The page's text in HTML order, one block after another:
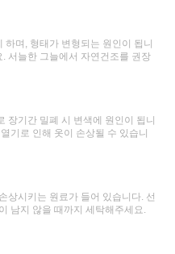
하며, 형태가 변형되는 원인이 됩니
서늘한 그늘에서 자연건조를 권장
장기간 밀폐 시 변색에 원인이 됩니
기로 인해 옷이 손상될 수 있습니
상시키는 원료가 들어 있습니다. 선
남지 않을 때까지 세탁해주세요.